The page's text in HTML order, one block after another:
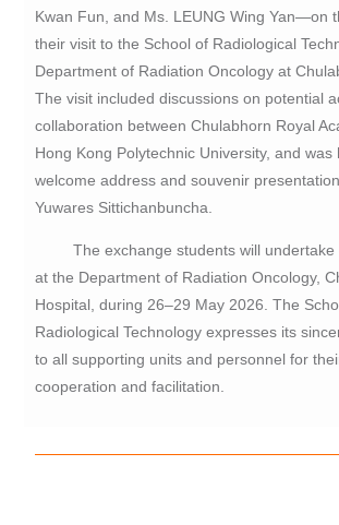
Kwan Fun, and Ms. LEUNG Wing Yan—on
their visit to the School of Radiological
Department of Radiation Oncology at
The visit included discussions on potential
collaboration between Chulabhorn Royal
Hong Kong Polytechnic University, and was
welcome address and souvenir
Yuwares Sittichanbuncha.
The exchange students will undertake
at the Department of Radiation Oncology,
Hospital, during 26–29 May 2026. The
Radiological Technology expresses its
to all supporting units and personnel for
cooperation and facilitation.